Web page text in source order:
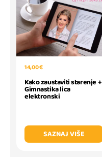
14,00 €
Kako zaustaviti starenje +
Gimnastika lica
elektronski
SAZNAJ VIŠE